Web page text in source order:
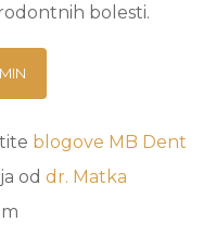
bolesti.
blogove MB Dent
od dr. Matka